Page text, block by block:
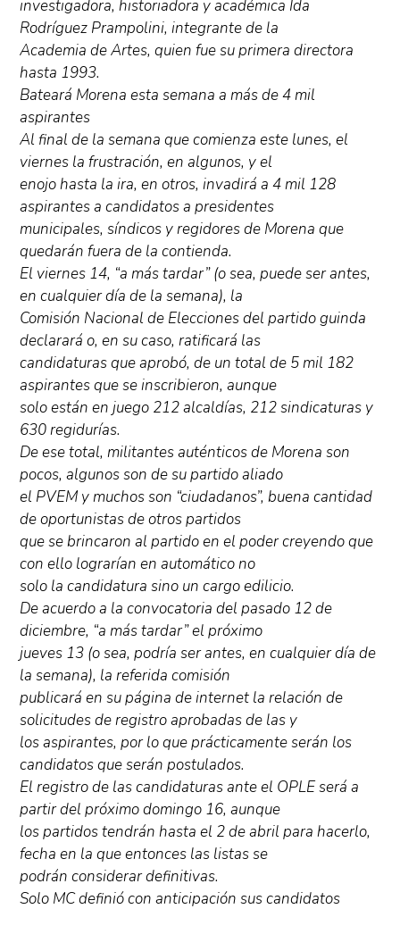
investigadora, historiadora y académica Ida
Rodríguez Prampolini, integrante de la
Academia de Artes, quien fue su primera directora
hasta 1993.
Bateará Morena esta semana a más de 4 mil
aspirantes
Al final de la semana que comienza este lunes, el
viernes la frustración, en algunos, y el
enojo hasta la ira, en otros, invadirá a 4 mil 128
aspirantes a candidatos a presidentes
municipales, síndicos y regidores de Morena que
quedarán fuera de la contienda.
El viernes 14, “a más tardar” (o sea, puede ser antes,
en cualquier día de la semana), la
Comisión Nacional de Elecciones del partido guinda
declarará o, en su caso, ratificará las
candidaturas que aprobó, de un total de 5 mil 182
aspirantes que se inscribieron, aunque
solo están en juego 212 alcaldías, 212 sindicaturas y
630 regidurías.
De ese total, militantes auténticos de Morena son
pocos, algunos son de su partido aliado
el PVEM y muchos son “ciudadanos”, buena cantidad
de oportunistas de otros partidos
que se brincaron al partido en el poder creyendo que
con ello lograrían en automático no
solo la candidatura sino un cargo edilicio.
De acuerdo a la convocatoria del pasado 12 de
diciembre, “a más tardar” el próximo
jueves 13 (o sea, podría ser antes, en cualquier día de
la semana), la referida comisión
publicará en su página de internet la relación de
solicitudes de registro aprobadas de las y
los aspirantes, por lo que prácticamente serán los
candidatos que serán postulados.
El registro de las candidaturas ante el OPLE será a
partir del próximo domingo 16, aunque
los partidos tendrán hasta el 2 de abril para hacerlo,
fecha en la que entonces las listas se
podrán considerar definitivas.
Solo MC definió con anticipación sus candidatos